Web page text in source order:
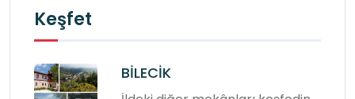
Keşfet
BİLECİK